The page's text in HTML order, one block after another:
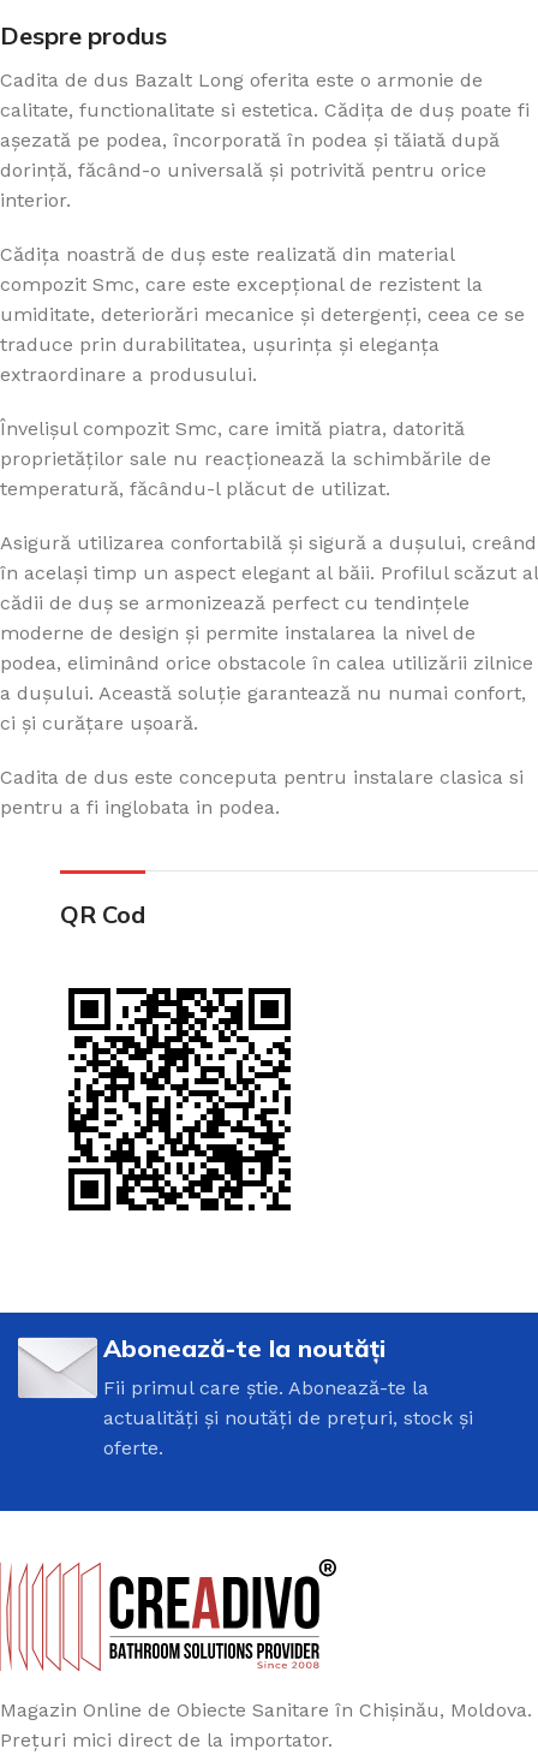
Despre produs
Cadita de dus Bazalt Long oferita este o armonie de
calitate, functionalitate si estetica. Cădița de duș poate fi
așezată pe podea, încorporată în podea și tăiată după
dorință, făcând-o universală și potrivită pentru orice
interior.
Cădița noastră de duș este realizată din material
compozit Smc, care este excepțional de rezistent la
umiditate, deteriorări mecanice și detergenți, ceea ce se
traduce prin durabilitatea, ușurința și eleganța
extraordinare a produsului.
Învelișul compozit Smc, care imită piatra, datorită
proprietăților sale nu reacționează la schimbările de
temperatură, făcându-l plăcut de utilizat.
Asigură utilizarea confortabilă și sigură a dușului, creând
în același timp un aspect elegant al băii. Profilul scăzut al
cădii de duș se armonizează perfect cu tendințele
moderne de design și permite instalarea la nivel de
podea, eliminând orice obstacole în calea utilizării zilnice
a dușului. Această soluție garantează nu numai confort,
ci și curățare ușoară.
Cadita de dus este conceputa pentru instalare clasica si
pentru a fi inglobata in podea.
QR Cod
Abonează-te la noutăți
Fii primul care știe. Abonează-te la
actualități și noutăți de prețuri, stock și
oferte.
Magazin Online de Obiecte Sanitare în Chișinău, Moldova.
Prețuri mici direct de la importator.